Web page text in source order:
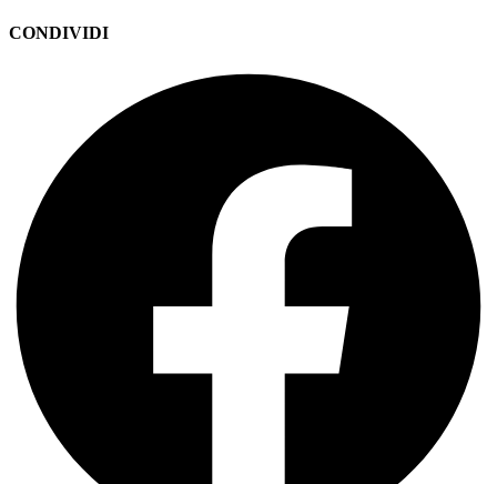
CONDIVIDI